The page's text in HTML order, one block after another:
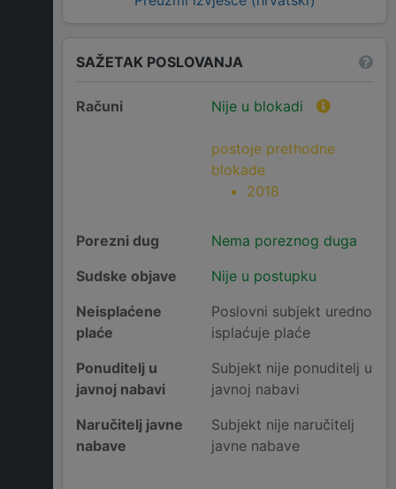
SAŽETAK POSLOVANJA
Računi Nije u blokadi
postoje prethodne
blokade
2018
Porezni dug
Nema poreznog duga
Sudske objave
Nije u postupku
Neisplaćene
plaće
Poslovni subjekt uredno
isplaćuje plaće
Ponuditelj u
javnoj nabavi
Subjekt nije ponuditelj u
javnoj nabavi
Naručitelj javne
nabave
Subjekt nije naručitelj
javne nabave